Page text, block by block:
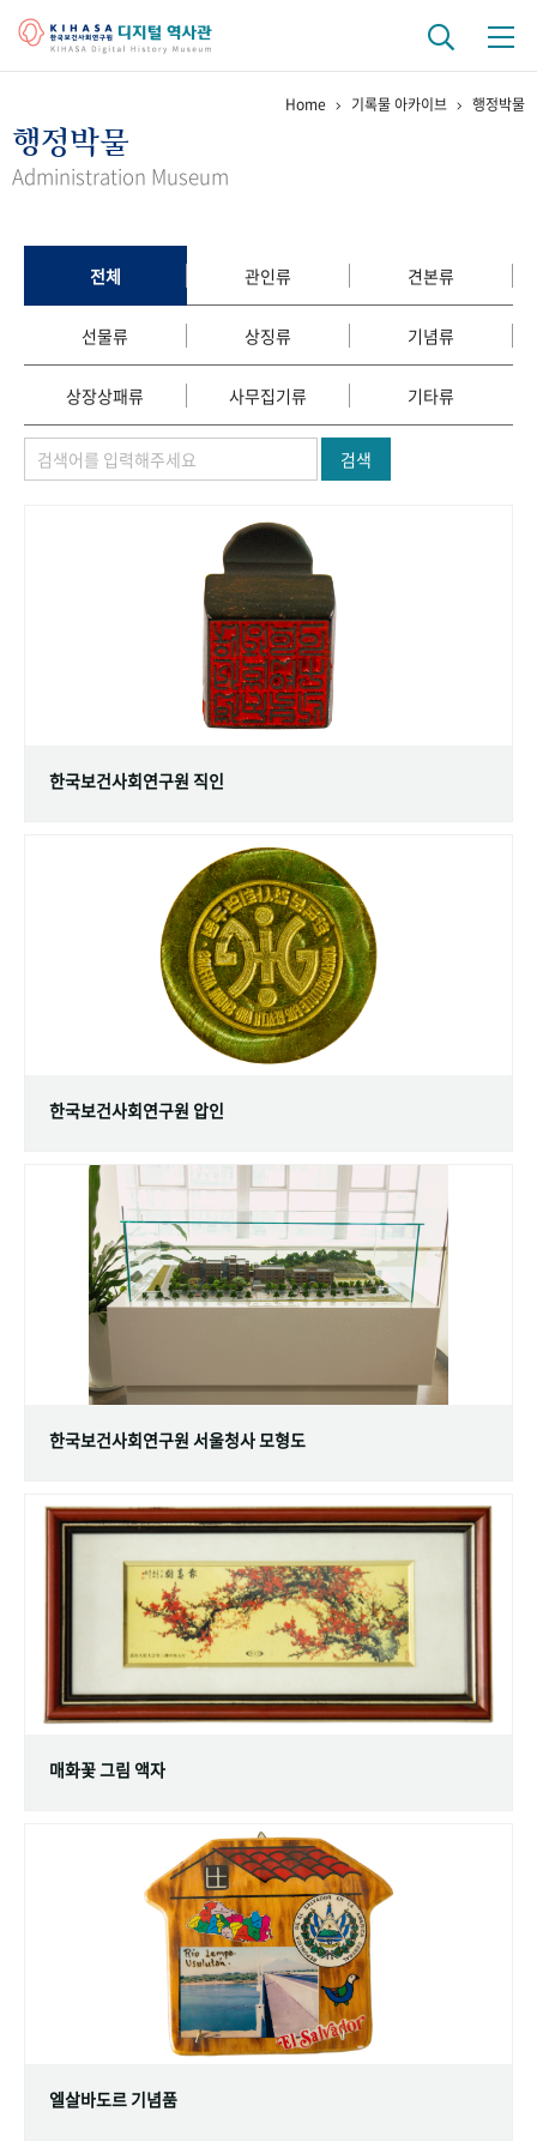
걸어온 길 기관 변천사
정책과 연구 키워드로 보는 연구 역사
연구자들
간행물 변천사
기록물 아카이브
사진 아카이브 문서 기록물 행정박물 영상 기록물
숫자로 보는 50년 50+1
Home 기록물 아카이브 행정박물
행정박물
Administration Museum
전체 관인류 견본류
선물류 상징류 기념류
상장상패류 사무집기류 기타류
검색
한국보건사회연구원 직인
한국보건사회연구원 압인
한국보건사회연구원 서울청사 모형도
매화꽃 그림 액자
엘살바도르 기념품